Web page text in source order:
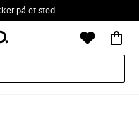
på et sted